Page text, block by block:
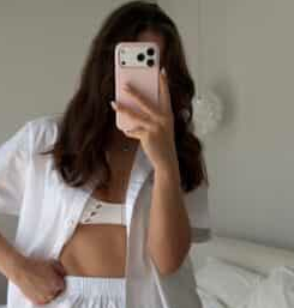
до своїх бажань.
до своїх бажань.